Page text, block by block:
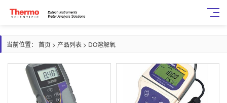
当前位置： 首页 > 产品列表 > DO溶解氧